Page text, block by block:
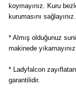
koymayınız. Kuru
kurumasını sağlayınız.
* Almış olduğunuz
makinede
* Ladyfalcon
garantilidir.